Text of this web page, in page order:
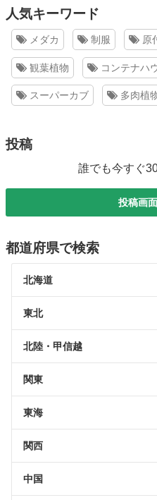
人気キーワード
メダカ 制服 原
観葉植物 コンテナハ
スーパーカブ 多肉植
投稿
誰でも今すぐ
投稿画
都道府県で検索
北海道
東北
北陸・甲信越
関東
東海
関西
中国